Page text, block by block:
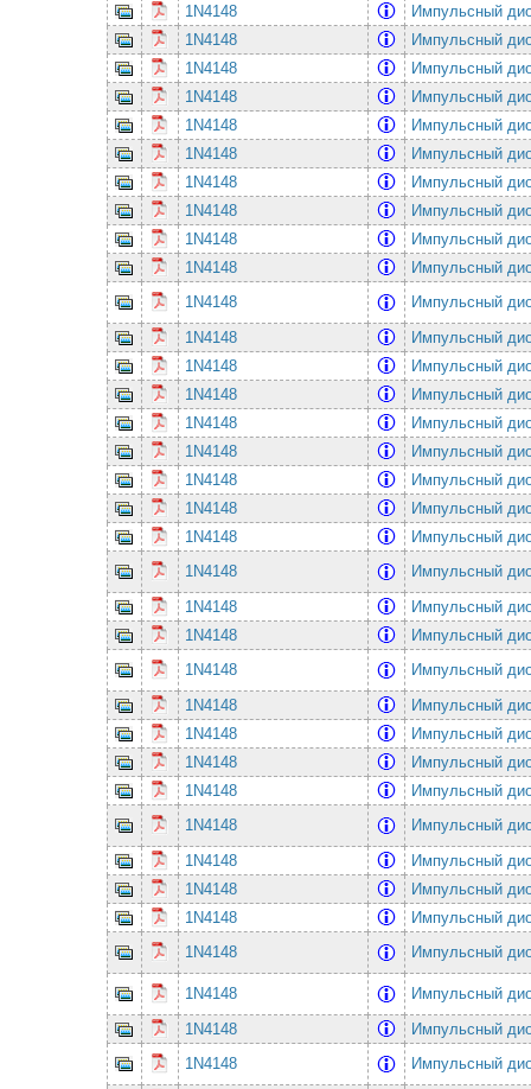
1N4148
Импульсный
1N4148
Импульсный
1N4148
Импульсный
1N4148
Импульсный
1N4148
Импульсный
1N4148
Импульсный
1N4148
Импульсный
1N4148
Импульсный
1N4148
Импульсный
1N4148
Импульсный
1N4148
Импульсный
1N4148
Импульсный
1N4148
Импульсный
1N4148
Импульсный
1N4148
Импульсный
1N4148
Импульсный
1N4148
Импульсный
1N4148
Импульсный
1N4148
Импульсный
1N4148
Импульсный
1N4148
Импульсный
1N4148
Импульсный
1N4148
Импульсный
1N4148
Импульсный
1N4148
Импульсный
1N4148
Импульсный
1N4148
Импульсный
1N4148
Импульсный
1N4148
Импульсный
1N4148
Импульсный
1N4148
Импульсный
1N4148
Импульсный
1N4148
Импульсный
1N4148
Импульсный
1N4148
Импульсный